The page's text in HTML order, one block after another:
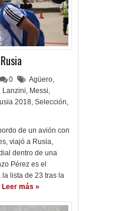
0 Agüero,
, Lanzini, Messi,
2018, Selección,
de un avión con
viajó a Rusia,
dentro de una
Pérez es el
lista de 23 tras la
Leer más »